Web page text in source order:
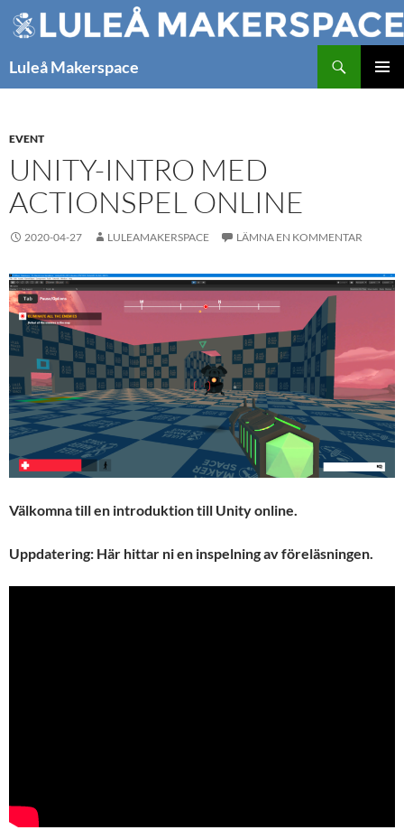
Hoppa
till
Luleå Makerspace
EVENT
UNITY-INTRO MED
ACTIONSPEL ONLINE
2020-04-27 LULEAMAKERSPACE LÄMNA EN KOMMENTAR
Välkomna till en introduktion till Unity online.
Uppdatering: Här hittar ni en inspelning av föreläsningen.